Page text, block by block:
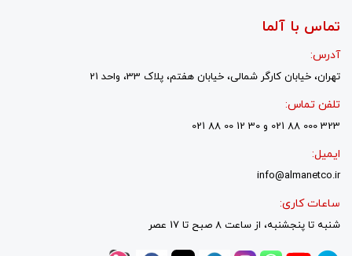
تماس با آلما
آدرس:
تهران، خیابان کارگر شمالی، خیابان هفتم، پلاک 33، واحد 21
تلفن تماس:
323 000 88 021 و 30 12 00 88 021
ایمیل:
info@almanetco.ir
ساعات کاری:
شنبه تا پنجشنبه، از ساعت 8 صبح تا 17 عصر